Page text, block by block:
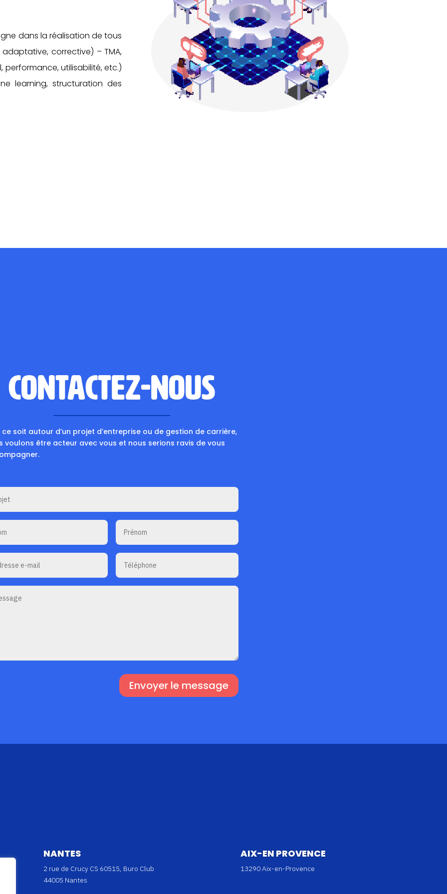
dans la réalisation de tous
corrective) – TMA,
utilisabilité, etc.)
learning, structuration des
Contactez-nous
ce soit autour d’un projet d’entreprise ou de gestion de carrière,
voulons être acteur avec vous et nous serions ravis de vous
Envoyer le message
NANTES
2 rue de Crucy CS 60515, Buro Club
44005 Nantes
AIX-EN PROVENCE
13290 Aix-en-Provence